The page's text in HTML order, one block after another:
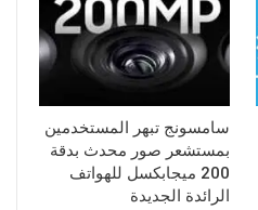
سامسونج تبهر المستخدمين
بمستشعر صور محدث بدقة
200 ميجابكسل للهواتف
الرائدة الجديدة